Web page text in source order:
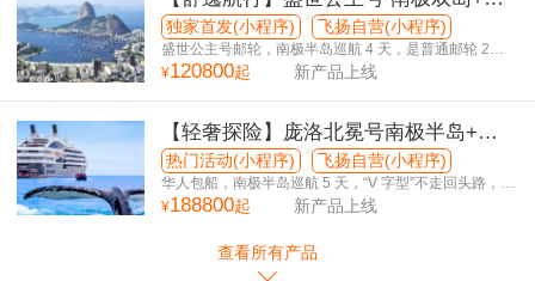
美5国38日游
独家首发(小程序) 飞扬自营(小程序)
盛世公主号邮轮，南极半岛巡航 4 天，是普通邮轮 2
倍！
¥120800起 新产品上线
【轻奢探险】庞洛北冕号南极半岛+南
美5国34日游
热门活动(小程序) 飞扬自营(小程序)
华人包船，南极半岛巡航 5 天，“V 字型”不走回头路，巴
西升级圣保罗市区观光！
¥188800起 新产品上线
查看所有产品